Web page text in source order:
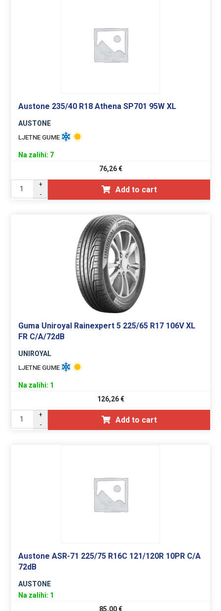
Austone 235/40 R18 Athena SP701 95W XL
AUSTONE
LJETNE GUME
Na zalihi: 7
76,26€
+
-
Add to cart
Guma Uniroyal Rainexpert 5 225/65 R17 106V XL
FR C/A/72dB
UNIROYAL
LJETNE GUME
Na zalihi: 1
126,26€
+
-
Add to cart
Austone ASR-71 225/75 R16C 121/120R 10PR C/A
72dB
AUSTONE
Na zalihi: 1
85,00€